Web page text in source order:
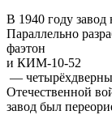
В 1940 году завод
Параллельно
фаэтон
и КИМ-10-52
—
Отечественной
завод был